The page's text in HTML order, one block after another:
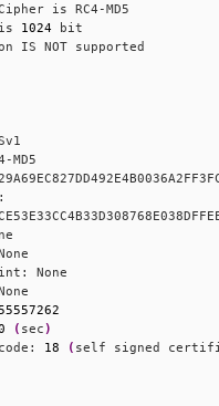
is RC4-MD5
1024 bit
IS NOT supported
None
( sec )
18 ( self signed